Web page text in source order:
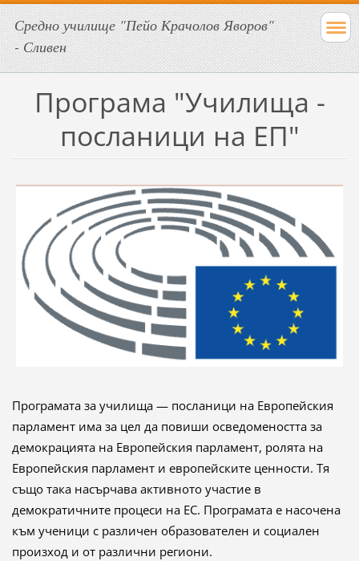
Средно училище "Пейо Крачолов Яворов"
- Сливен
Програма "Училища -
посланици на ЕП"
Програмата за училища ― посланици на Европейския
парламент има за цел да повиши осведомеността за
демокрацията на Европейския парламент, ролята на
Европейския парламент и европейските ценности. Тя
също така насърчава активното участие в
демократичните процеси на ЕС. Програмата е насочена
към ученици с различен образователен и социален
произход и от различни региони.